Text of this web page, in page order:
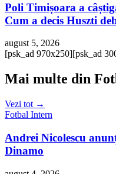
Poli Timișoara a
Cum a decis Huszti
august 5, 2026
[psk_ad 970x250][psk_ad
Mai multe din
Vezi tot →
Fotbal Intern
Andrei Nicolescu
Dinamo